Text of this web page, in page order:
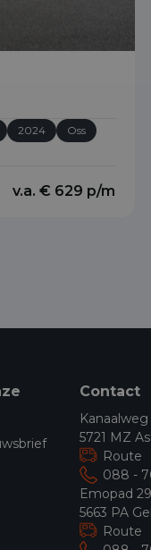
2024
Oss
v.a. € 629 p/m
Contact
5721 MZ
Route
088 -
Emopad
5663 PA
Route